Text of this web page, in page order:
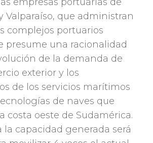
Valparaíso, que administran
complejos portuarios
presume una racionalidad
de la demanda de
exterior y los
de los servicios marítimos
de naves que
costa oeste de Sudamérica.
la capacidad generada será